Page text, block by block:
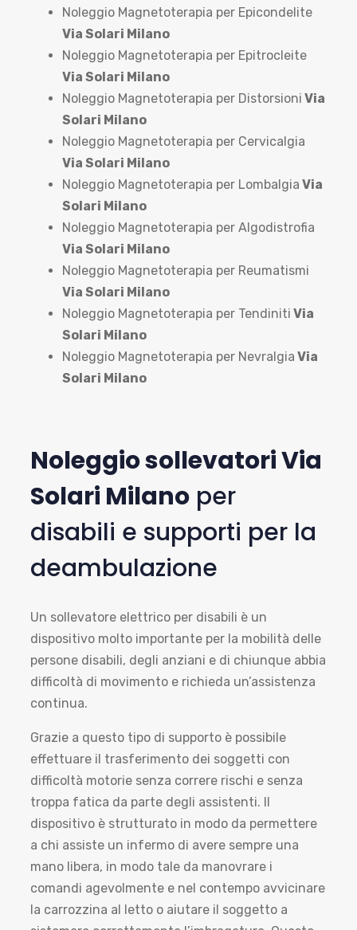
Noleggio Magnetoterapia per Epicondelite
Via Solari Milano
Noleggio Magnetoterapia per Epitrocleite
Via Solari Milano
Noleggio Magnetoterapia per Distorsioni Via
Solari Milano
Noleggio Magnetoterapia per Cervicalgia
Via Solari Milano
Noleggio Magnetoterapia per Lombalgia Via
Solari Milano
Noleggio Magnetoterapia per Algodistrofia
Via Solari Milano
Noleggio Magnetoterapia per Reumatismi
Via Solari Milano
Noleggio Magnetoterapia per Tendiniti Via
Solari Milano
Noleggio Magnetoterapia per Nevralgia Via
Solari Milano
Noleggio sollevatori Via
Solari Milano per
disabili e supporti per la
deambulazione
Un sollevatore elettrico per disabili è un
dispositivo molto importante per la mobilità delle
persone disabili, degli anziani e di chiunque abbia
difficoltà di movimento e richieda un’assistenza
continua.
Grazie a questo tipo di supporto è possibile
effettuare il trasferimento dei soggetti con
difficoltà motorie senza correre rischi e senza
troppa fatica da parte degli assistenti. Il
dispositivo è strutturato in modo da permettere
a chi assiste un infermo di avere sempre una
mano libera, in modo tale da manovrare i
comandi agevolmente e nel contempo avvicinare
la carrozzina al letto o aiutare il soggetto a